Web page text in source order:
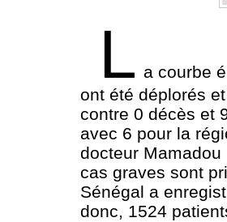
L a courbe
ont été déplorés
contre 0 décès et
avec 6 pour la
docteur
cas graves sont
Sénégal a
donc, 1524